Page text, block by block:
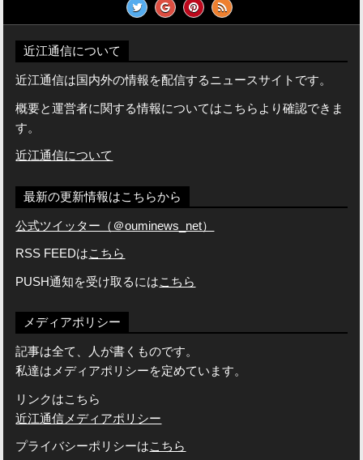
近江通信について
近江通信は国内外の情報を配信するニュースサイトです。
概要と運営者に関する情報についてはこちらより確認できま
す。
近江通信について
最新の更新情報はこちらから
公式ツイッター（＠ouminews_net）
RSS FEEDはこちら
PUSH通知を受け取るにはこちら
メディアポリシー
記事は全て、人が書くものです。
私達はメディアポリシーを定めています。
リンクはこちら
近江通信メディアポリシー
プライバシーポリシーはこちら